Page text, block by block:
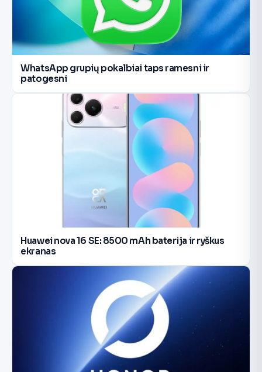
WhatsApp grupių pokalbiai taps ramesni ir
patogesni
Huawei nova 16 SE: 8500 mAh baterija ir ryškus
ekranas